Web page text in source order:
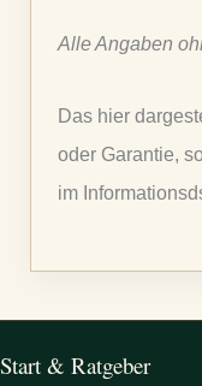
n
a
c
h
Alle Angaben
Das hier
oder Garantie,
im
Start & Ratgeber